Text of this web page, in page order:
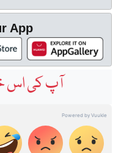
App
آپ کی اس